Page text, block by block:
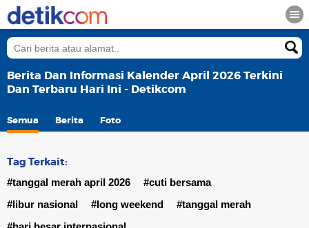
Berita Dan Informasi Kalender April 2026 Terkini
Dan Terbaru Hari Ini - Detikcom
Semua Berita Foto
Tag Terkait:
#tanggal merah april 2026
#cuti bersama
#libur nasional
#long weekend
#tanggal merah